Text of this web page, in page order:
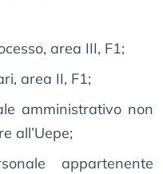
area III, F1;
area II, F1;
amministrativo non
all’Uepe;
appartenente